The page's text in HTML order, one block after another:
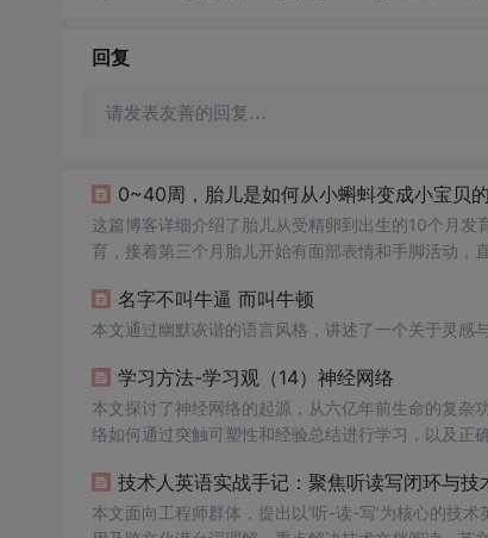
回复
请发表友善的回复…
0~40周，胎儿是如何从小蝌蚪变成小宝贝
这篇博客详细介绍了胎儿从受精卵到出生的10个月发
育，接着第三个月胎儿开始有面部表情和手脚活动，
名字不叫牛逼 而叫牛顿
本文通过幽默诙谐的语言风格，讲述了一个关于灵感
学习方法-学习观（14）神经网络
本文探讨了神经网络的起源，从六亿年前生命的复杂
络如何通过突触可塑性和经验总结进行学习，以及正
技术人英语实战手记：聚焦听读写闭环与技
本文面向工程师群体，提出以‘听-读-写’为核心的技